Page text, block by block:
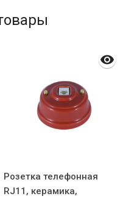
Розетка телефонная
RJ11, керамика,